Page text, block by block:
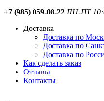
+7 (985) 059-08-22 ПН-ПТ
Доставка
Доставка по
Доставка по
Доставка по
Как сделать заказ
Отзывы
Контакты